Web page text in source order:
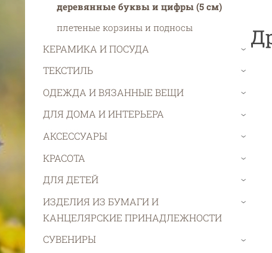
деревянные буквы и цифры (5 см)
плетеные корзины и подносы
КЕРАМИКА И ПОСУДА ›
ТЕКСТИЛЬ ›
ОДЕЖДА И ВЯЗАННЫЕ ВЕЩИ ›
ДЛЯ ДОМА И ИНТЕРЬЕРА ›
АКСЕССУАРЫ ›
КРАСОТА ›
ДЛЯ ДЕТЕЙ ›
ИЗДЕЛИЯ ИЗ БУМАГИ И
КАНЦЕЛЯРСКИЕ ПРИНАДЛЕЖНОСТИ
›
СУВЕНИРЫ ›